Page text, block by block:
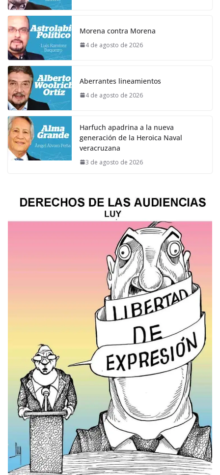
Morena contra Morena
4 de agosto de 2026
Aberrantes lineamientos
4 de agosto de 2026
Harfuch apadrina a la nueva
generación de la Heroica Naval
veracruzana
3 de agosto de 2026